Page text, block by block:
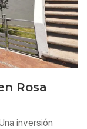
Rosa
inversión